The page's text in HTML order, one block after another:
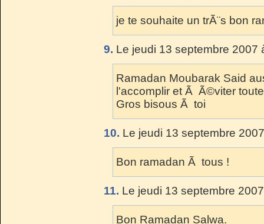
je te souhaite un trÃ¨s bon
9. Le jeudi 13 septembre 2007
Ramadan Moubarak Said
l'accomplir et Ã Ã©viter
Gros bisous Ã toi
10. Le jeudi 13 septembre
Bon ramadan Ã tous !
11. Le jeudi 13 septembre
Bon Ramadan Salwa.